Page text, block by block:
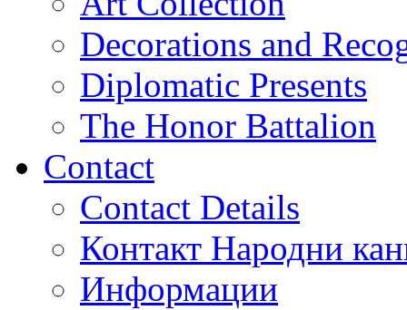
Decorations and
Diplomatic Presents
The Honor Battalion
Contact
Contact Details
Контакт Народни
Информации